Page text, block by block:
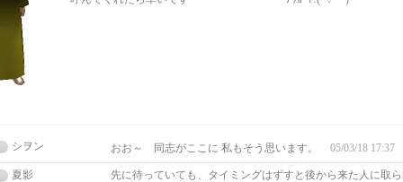
シヲン おお～ 同志がここに 私もそう思います。 05/03/18 17:37
夏影
先に待っていても、タイミングはずすと後から来た人に取